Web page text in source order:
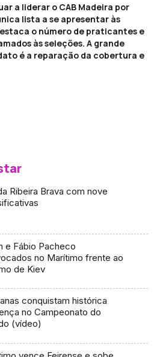
a liderar o CAB Madeira por
lista a se apresentar às
o número de praticantes e
às seleções. A grande
é a reparação da cobertura e
Ribeira Brava com nove
e Fábio Pacheco
no Marítimo frente ao
de Kiev
conquistam histórica
no Campeonato do
(vídeo)